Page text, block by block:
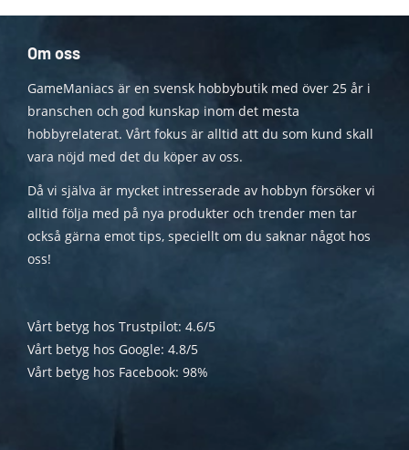
Om oss
GameManiacs är en svensk hobbybutik med över 25 år i
branschen och god kunskap inom det mesta
hobbyrelaterat. Vårt fokus är alltid att du som kund skall
vara nöjd med det du köper av oss.
Då vi själva är mycket intresserade av hobbyn försöker vi
alltid följa med på nya produkter och trender men tar
också gärna emot tips, speciellt om du saknar något hos
oss!
Vårt betyg hos Trustpilot: 4.6/5
Vårt betyg hos Google: 4.8/5
Vårt betyg hos Facebook: 98%